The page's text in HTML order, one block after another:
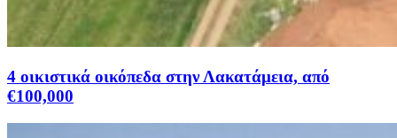
4 οικιστικά οικόπεδα στην Λακατάμεια, από
€100,000